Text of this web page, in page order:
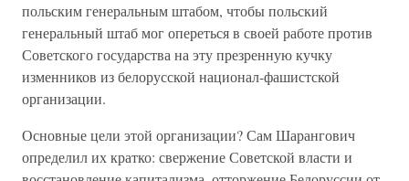
польским генеральным штабом, чтобы польский
генеральный штаб мог опереться в своей работе против
Советского государства на эту презренную кучку
изменников из белорусской национал-фашистской
организации.
Основные цели этой организации? Сам Шарангович
определил их кратко: свержение Советской власти и